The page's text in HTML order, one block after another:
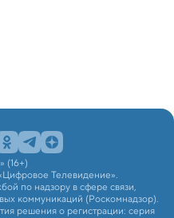
(16+)
Телевидение».
по надзору в сфере связи,
коммуникаций (Роскомнадзор).
решения о регистрации: серия